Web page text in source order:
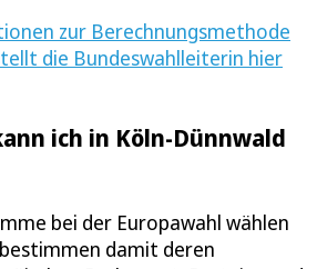
zur Berechnungsmethode
die Bundeswahlleiterin hier
ich in Köln-Dünnwald
bei der Europawahl wählen
damit deren